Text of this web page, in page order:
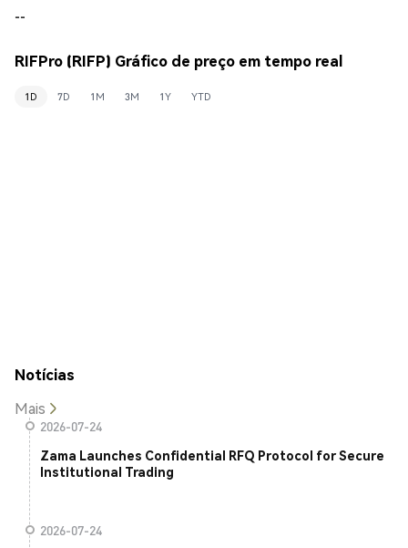
--
RIFPro (RIFP) Gráfico de preço em tempo real
1D 7D 1M 3M 1Y YTD
Notícias
Mais
2026-07-24
Zama Launches Confidential RFQ Protocol for Secure
Institutional Trading
2026-07-24